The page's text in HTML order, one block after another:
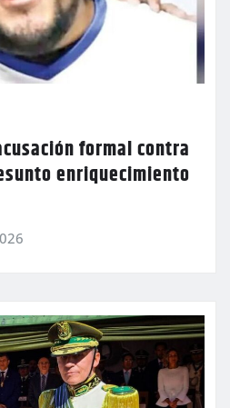
formal contra
enriquecimiento